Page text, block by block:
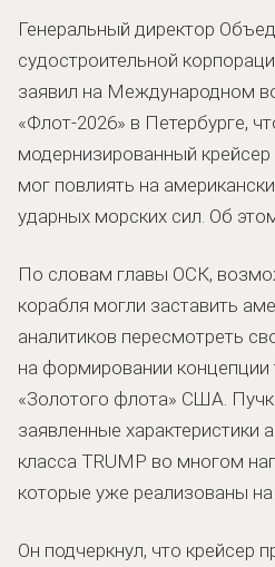
Генеральный директор
судостроительной
заявил на Международном
«Флот-2026» в Петербурге,
модернизированный
мог повлиять на
ударных морских сил. Об
По словам главы ОСК,
корабля могли заставить
аналитиков пересмотреть
на формировании концепции
«Золотого флота» США.
заявленные характеристики
класса TRUMP во многом
которые уже реализованы
Он подчеркнул, что крейсер